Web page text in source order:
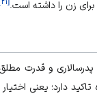
برای زن را داشته است.
و قدرت
تاکید دارد؛ یعنی